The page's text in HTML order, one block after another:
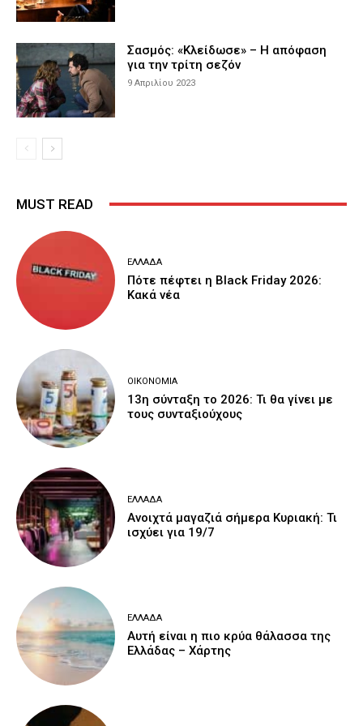
Σασμός: «Κλείδωσε» – Η απόφαση
για την τρίτη σεζόν
9 Απριλίου 2023
MUST READ
ΕΛΛΆΔΑ
Πότε πέφτει η Black Friday 2026:
Κακά νέα
ΟΙΚΟΝΟΜΊΑ
13η σύνταξη το 2026: Τι θα γίνει με
τους συνταξιούχους
ΕΛΛΆΔΑ
Ανοιχτά μαγαζιά σήμερα Κυριακή: Τι
ισχύει για 19/7
ΕΛΛΆΔΑ
Αυτή είναι η πιο κρύα θάλασσα της
Ελλάδας – Χάρτης